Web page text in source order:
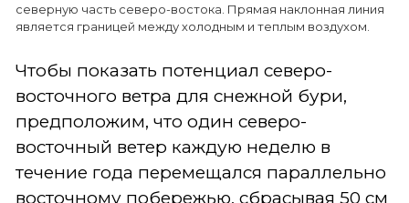
северную часть северо-востока. Прямая наклонная линия
является границей между холодным и теплым воздухом.
Чтобы показать потенциал северо-
восточного ветра для снежной бури,
предположим, что один северо-
восточный ветер каждую неделю в
течение года перемещался параллельно
восточному побережью, сбрасывая 50 см